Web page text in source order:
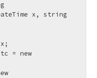
x, string
new